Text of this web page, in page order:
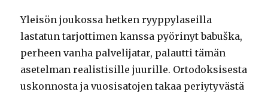
Yleisön joukossa hetken ryyppylaseilla
lastatun tarjottimen kanssa pyörinyt babuška,
perheen vanha palvelijatar, palautti tämän
asetelman realistisille juurille. Ortodoksisesta
uskonnosta ja vuosisatojen takaa periytyvästä